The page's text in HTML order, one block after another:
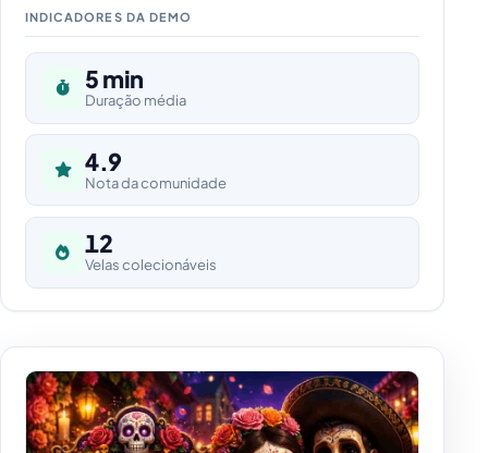
INDICADORES DA DEMO
5 min
Duração média
4.9
Nota da comunidade
12
Velas colecionáveis